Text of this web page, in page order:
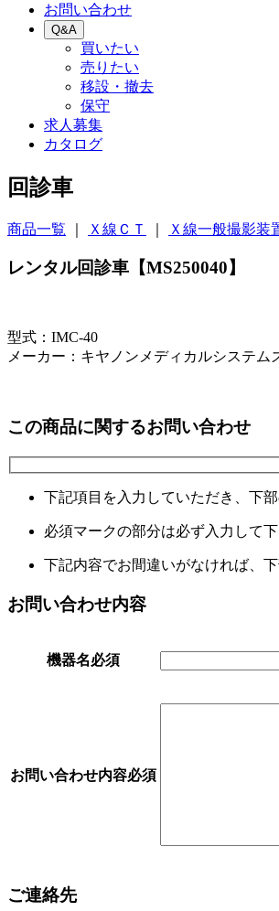
お問い合わせ
Q&A
買いたい
売りたい
移設・撤去
保守
求人募集
カタログ
回診車
商品一覧 Ｘ線ＣＴ Ｘ線一般撮影装
レンタル回診車【MS250040】
型式：IMC-40
メーカー：キヤノンメディカルシステム
この商品に関するお問い合わせ
下記項目を入力していただき、下
必須マークの部分は必ず入力して下
下記内容でお間違いがなければ、
お問い合わせ内容
機器名必須
お問い合わせ内容必須
ご連絡先